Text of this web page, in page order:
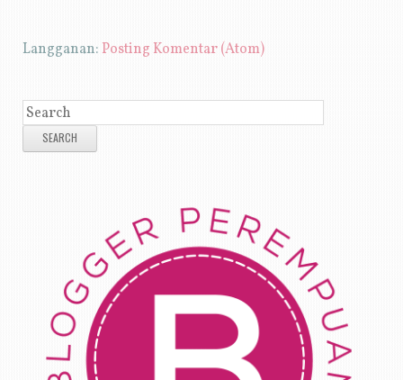
Langganan: Posting Komentar (Atom)
SEARCH